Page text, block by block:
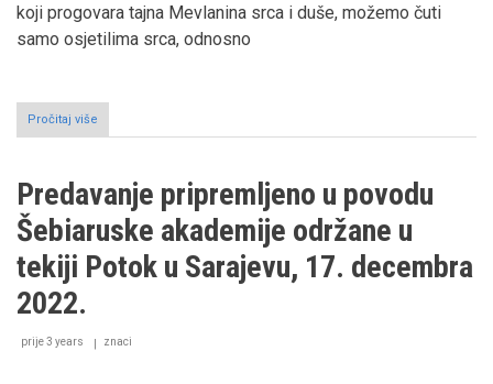
koji progovara tajna Mevlanina srca i duše, možemo čuti
samo osjetilima srca, odnosno
Pročitaj više
"Putovanje
Mevlanom"
Ders
Predavanje pripremljeno u povodu
Šebiaruske akademije održane u
tekiji Potok u Sarajevu, 17. decembra
2022.
prije 3 years znaci